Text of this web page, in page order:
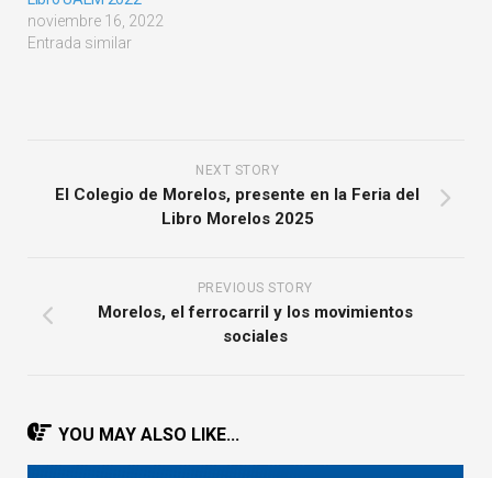
noviembre 16, 2022
Entrada similar
NEXT STORY
El Colegio de Morelos, presente en la Feria del
Libro Morelos 2025
PREVIOUS STORY
Morelos, el ferrocarril y los movimientos
sociales
YOU MAY ALSO LIKE...